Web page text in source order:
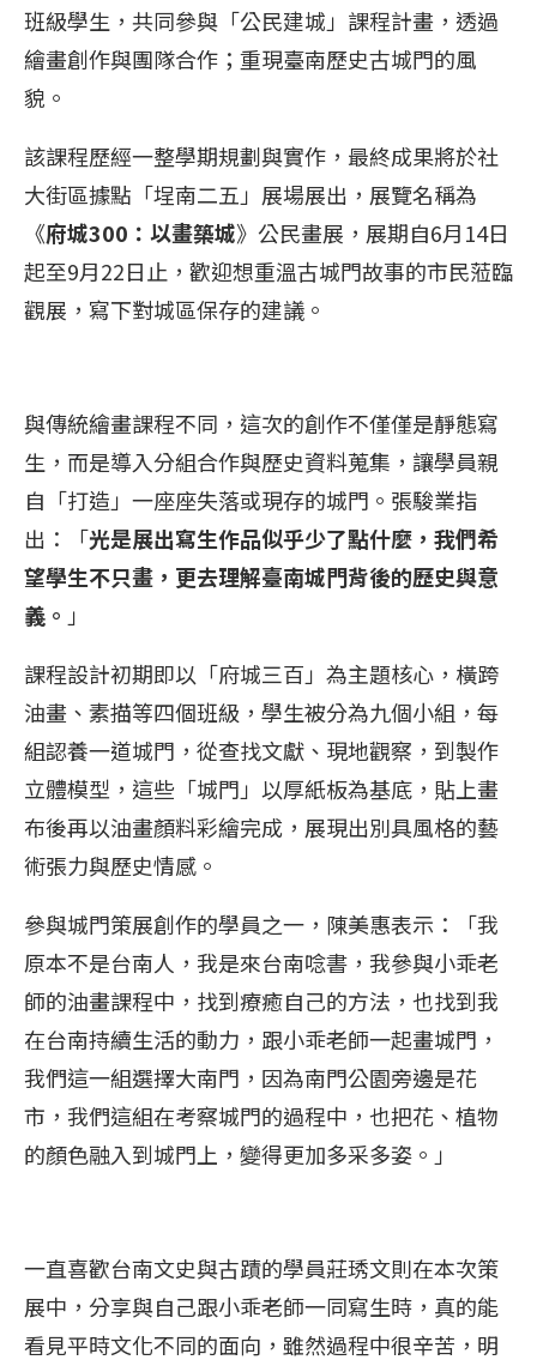
班級學生，共同參與「公民建城」課程計畫，透過
繪畫創作與團隊合作；重現臺南歷史古城門的風
貌。
該課程歷經一整學期規劃與實作，最終成果將於社
大街區據點「埕南二五」展場展出，展覽名稱為
《府城300：以畫築城》公民畫展，展期自6月14日
起至9月22日止，歡迎想重溫古城門故事的市民蒞臨
觀展，寫下對城區保存的建議。
與傳統繪畫課程不同，這次的創作不僅僅是靜態寫
生，而是導入分組合作與歷史資料蒐集，讓學員親
自「打造」一座座失落或現存的城門。張駿業指
出：「光是展出寫生作品似乎少了點什麼，我們希
望學生不只畫，更去理解臺南城門背後的歷史與意
義。 」
課程設計初期即以「府城三百」為主題核心，橫跨
油畫、素描等四個班級，學生被分為九個小組，每
組認養一道城門，從查找文獻、現地觀察，到製作
立體模型，這些「城門」以厚紙板為基底，貼上畫
布後再以油畫顏料彩繪完成，展現出別具風格的藝
術張力與歷史情感。
參與城門策展創作的學員之一，陳美惠表示：「我
原本不是台南人，我是來台南唸書，我參與小乖老
師的油畫課程中，找到療癒自己的方法，也找到我
在台南持續生活的動力，跟小乖老師一起畫城門，
我們這一組選擇大南門，因為南門公園旁邊是花
市，我們這組在考察城門的過程中，也把花、植物
的顏色融入到城門上，變得更加多采多姿。」
一直喜歡台南文史與古蹟的學員莊琇文則在本次策
展中，分享與自己跟小乖老師一同寫生時，真的能
看見平時文化不同的面向，雖然過程中很辛苦，明